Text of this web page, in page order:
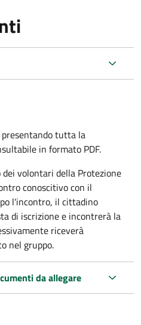
tutta la
in formato PDF.
volontari della Protezione
conoscitivo con il
l'incontro, il cittadino
di iscrizione e incontrerà la
riceverà
nel gruppo.
da allegare